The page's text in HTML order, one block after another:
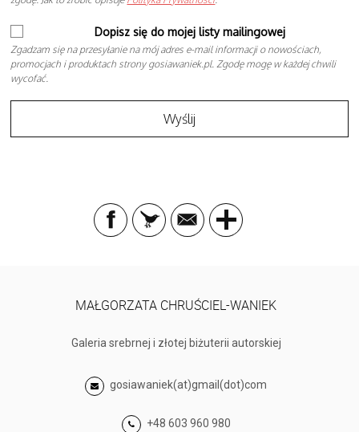
Dopisz się do mojej listy mailingowej
Zgadzam się na przesyłanie na mój adres e-mail informacji o nowościach,
promocjach i produktach strony gosiawaniek.pl. Zgodę mogę w każdej chwili
wycofać.
MAŁGORZATA CHRUŚCIEL-WANIEK
Galeria srebrnej i złotej biżuterii autorskiej
gosiawaniek(at)gmail(dot)com
+48 603 960 980